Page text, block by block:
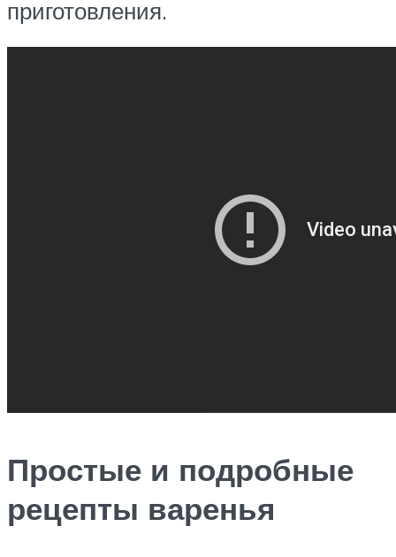
приготовления.
Простые и подробные
рецепты варенья